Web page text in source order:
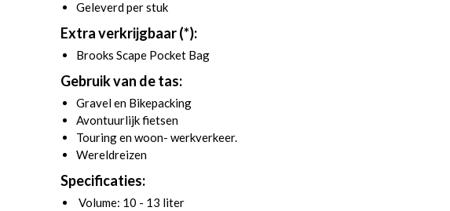
Geleverd per stuk
Extra verkrijgbaar (*):
Brooks Scape Pocket Bag
Gebruik van de tas:
Gravel en Bikepacking
Avontuurlijk fietsen
Touring en woon- werkverkeer.
Wereldreizen
Specificaties:
Volume: 10 - 13 liter